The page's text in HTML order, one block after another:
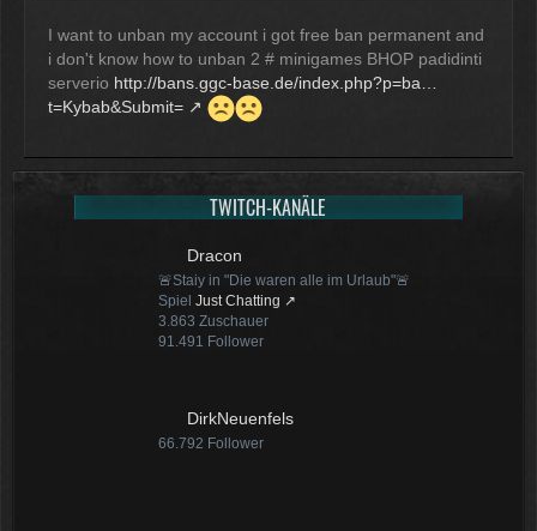
zusammen was ich auftreiben
kann .
Muss 50 für einige
Plugins haben und dann noch mal
65 für Forum Update.
Physicus
Ja bei mir sind es 130 € für
auch so um locker flockig 50-60 €
ätzend, wie schnell alles
einem aus der Tasche gezogen
wird
McCracker007
Ja das ist echt wild. Vor allem
I want to unban my account i got free ban permanent and
i don't know how to unban 2 # minigames BHOP padidinti
serverio http://bans.ggc-base.de/index.php?p=ba…
t=Kybab&Submit=
TWITCH-KANÄLE
Dracon
🚨Staiy in "Die waren alle im Urlaub"🚨
Spiel Just Chatting
3.863 Zuschauer
91.491 Follower
DirkNeuenfels
66.792 Follower